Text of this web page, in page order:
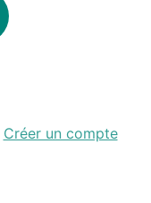
Créer un compte